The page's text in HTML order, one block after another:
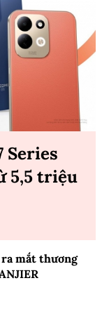
Series
5,5 triệu
mắt thương